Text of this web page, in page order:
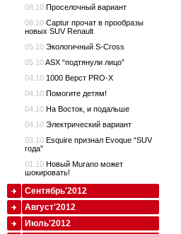
08.10 Проселочный вариант
08.10 Captur прочат в прообразы
новых SUV Renault
05.10 Экологичный S-Cross
05.10ASX “подтянули лицо”
04.10 1000 Верст PRO-X
04.10 Помогите детям!
04.10 На Восток, и подальше
04.10 Электрический вариант
03.10 Esquire признал Evoque “SUV
года”
01.10 Новый Murano может
шокировать!
Сентябрь'2012
Август'2012
Июль'2012